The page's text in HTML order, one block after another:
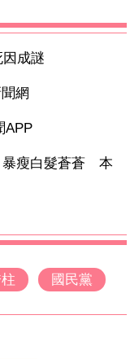
成謎
網
APP
暴瘦白髮蒼蒼 本
國民黨